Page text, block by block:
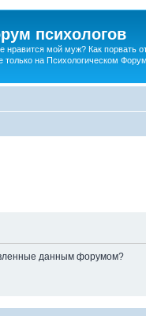
психологов
нравится мой муж? Как
только на Психологическом
данным форумом?